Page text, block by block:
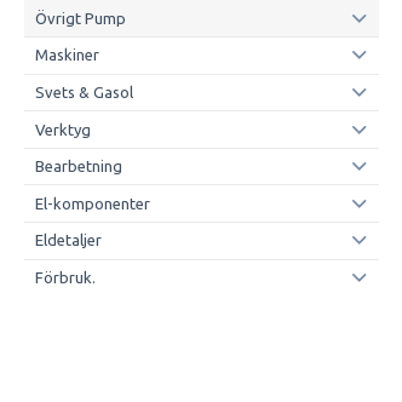
Övrigt Pump
Maskiner
Svets & Gasol
Verktyg
Bearbetning
El-komponenter
Eldetaljer
Förbruk.